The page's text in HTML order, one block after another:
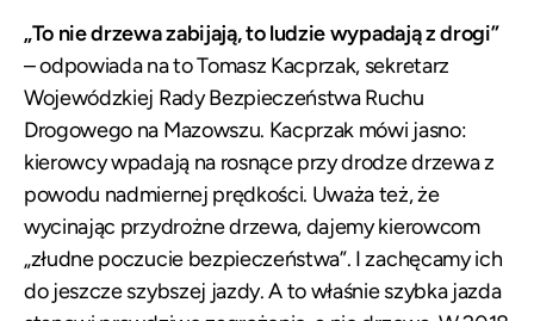
„To nie drzewa zabijają, to ludzie wypadają z drogi”
– odpowiada na to Tomasz Kacprzak, sekretarz
Wojewódzkiej Rady Bezpieczeństwa Ruchu
Drogowego na Mazowszu. Kacprzak mówi jasno:
kierowcy wpadają na rosnące przy drodze drzewa z
powodu nadmiernej prędkości. Uważa też, że
wycinając przydrożne drzewa, dajemy kierowcom
„złudne poczucie bezpieczeństwa”. I zachęcamy ich
do jeszcze szybszej jazdy. A to właśnie szybka jazda